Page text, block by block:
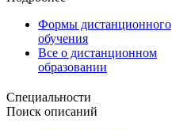
Формы дистанционного
обучения
Все о дистанционном
образовании
Специальности
Поиск описаний